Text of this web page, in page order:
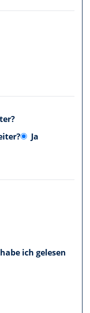
Ja
habe ich gelesen